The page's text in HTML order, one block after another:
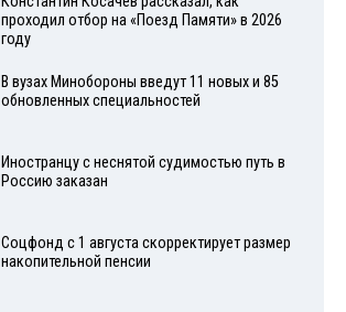
проходил отбор на «Поезд Памяти» в 2026
году
В вузах Минобороны введут 11 новых и 85
обновленных специальностей
Иностранцу с неснятой судимостью путь в
Россию заказан
Соцфонд с 1 августа скорректирует размер
накопительной пенсии